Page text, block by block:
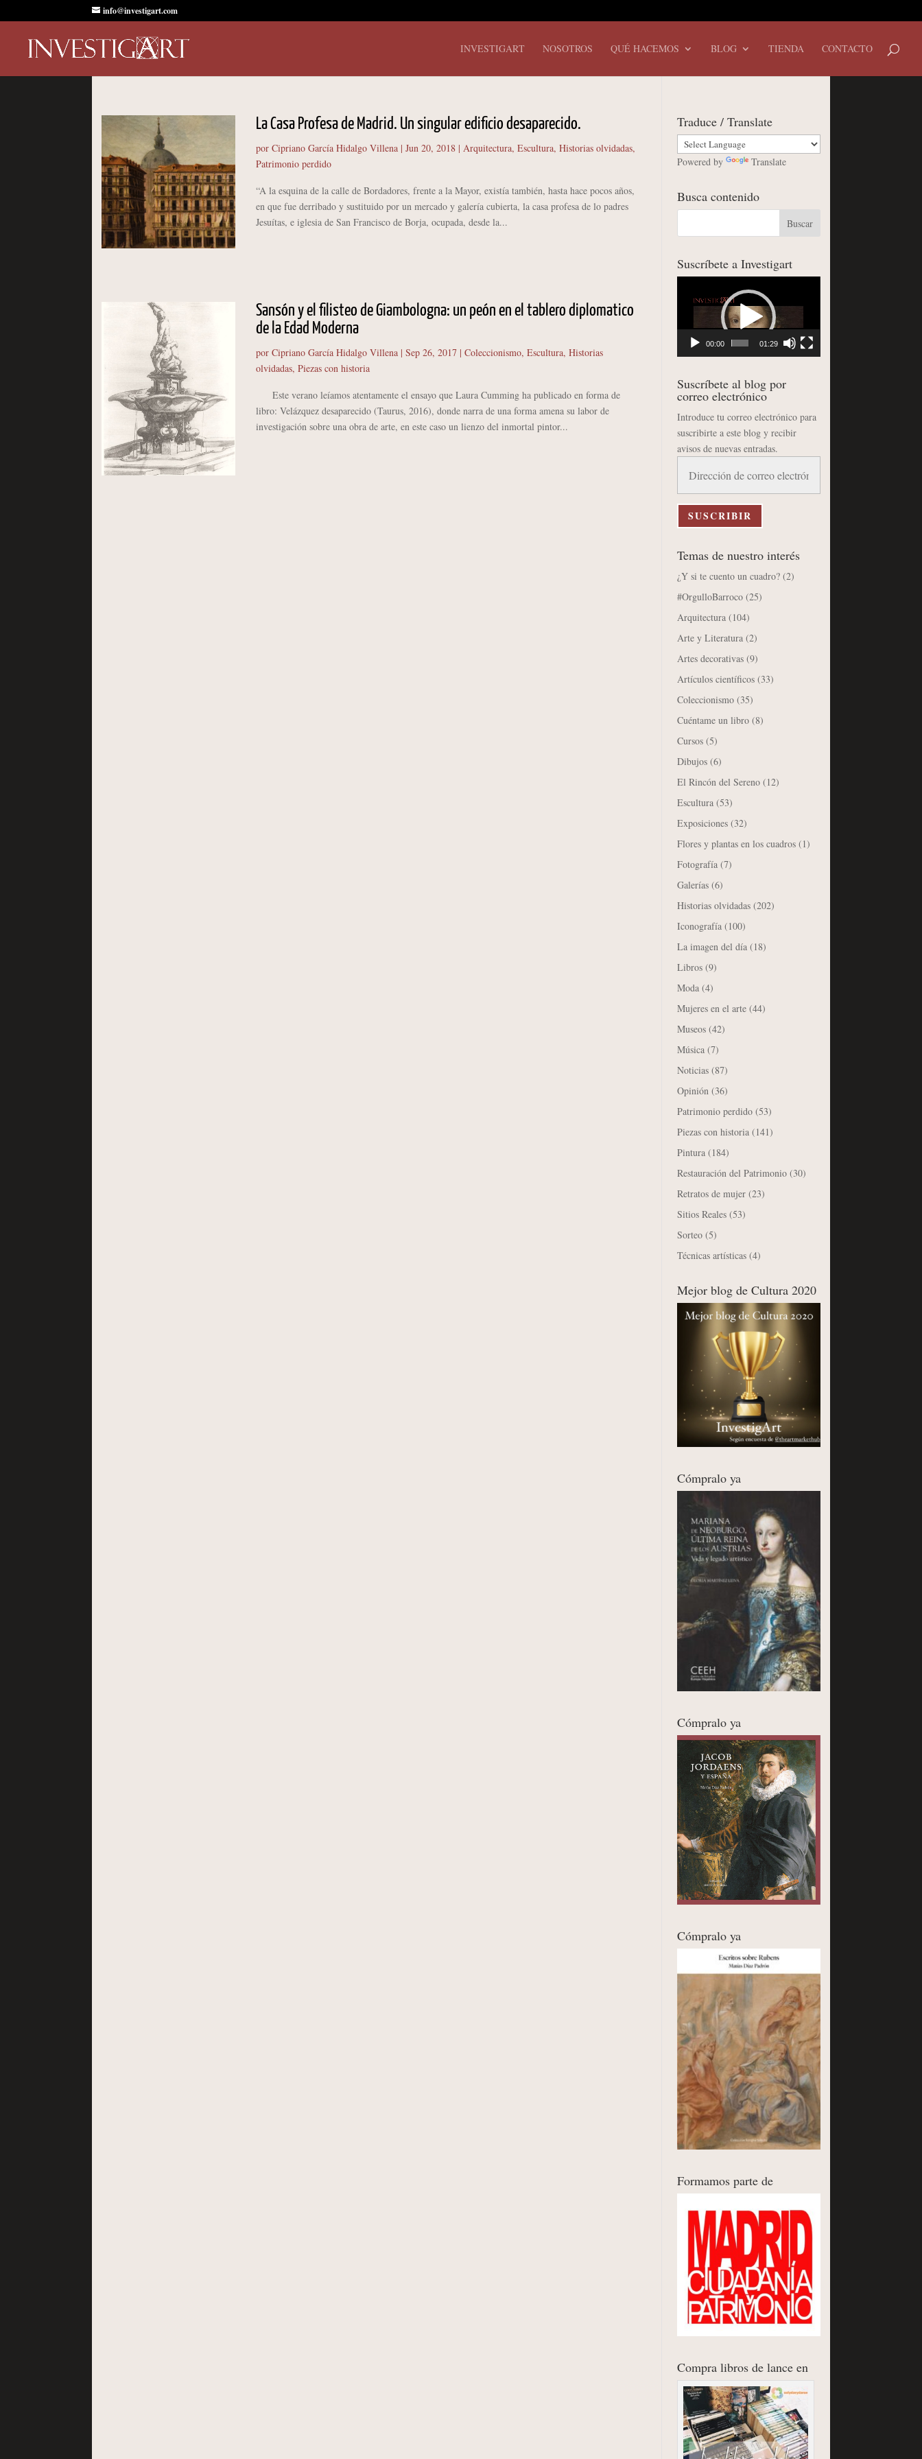
info@investigart.com
INVESTIGART NOSOTROS QUÉ HACEMOS BLOG TIENDA CONTACTO
La Casa Profesa de Madrid. Un singular edificio desaparecido.
por Cipriano García Hidalgo Villena| Jun 20, 2018| Arquitectura, Escultura, Historias olvidadas,
Patrimonio perdido
“A la esquina de la calle de Bordadores, frente a la Mayor, existía también, hasta hace pocos años,
en que fue derribado y sustituido por un mercado y galería cubierta, la casa profesa de lo padres
Jesuítas, e iglesia de San Francisco de Borja, ocupada, desde la...
Sansón y el filisteo de Giambologna: un peón en el tablero diplomatico
de la Edad Moderna
por Cipriano García Hidalgo Villena| Sep 26, 2017| Coleccionismo, Escultura, Historias
olvidadas, Piezas con historia
Este verano leíamos atentamente el ensayo que Laura Cumming ha publicado en forma de
libro: Velázquez desaparecido (Taurus, 2016), donde narra de una forma amena su labor de
investigación sobre una obra de arte, en este caso un lienzo del inmortal pintor...
Traduce / Translate
Powered by Translate
Busca contenido
Suscríbete a Investigart
00:00 01:29
Suscríbete al blog por
correo electrónico
Introduce tu correo electrónico para
suscribirte a este blog y recibir
avisos de nuevas entradas.
correo
electrónico
SUSCRIBIR
Temas de nuestro interés
¿Y si te cuento un cuadro? (2)
#OrgulloBarroco (25)
Arquitectura (104)
Arte y Literatura (2)
Artes decorativas (9)
Artículos científicos (33)
Coleccionismo (35)
Cuéntame un libro (8)
Cursos (5)
Dibujos (6)
El Rincón del Sereno (12)
Escultura (53)
Exposiciones (32)
Flores y plantas en los cuadros (1)
Fotografía (7)
Galerías (6)
Historias olvidadas (202)
Iconografía (100)
La imagen del día (18)
Libros (9)
Moda (4)
Mujeres en el arte (44)
Museos (42)
Música (7)
Noticias (87)
Opinión (36)
Patrimonio perdido (53)
Piezas con historia (141)
Pintura (184)
Restauración del Patrimonio (30)
Retratos de mujer (23)
Sitios Reales (53)
Sorteo (5)
Técnicas artísticas (4)
Mejor blog de Cultura 2020
Cómpralo ya
Cómpralo ya
Cómpralo ya
Formamos parte de
Compra libros de lance en